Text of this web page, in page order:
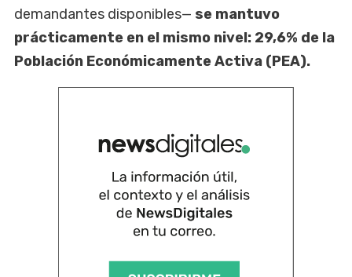
demandantes disponibles— se mantuvo
prácticamente en el mismo nivel: 29,6% de la
Población Económicamente Activa (PEA).